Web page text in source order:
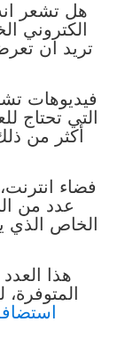
هل تشعر
الكتروني
تريد ان
فيديوهات
التي تحتاج
أكثر من
فضاء انترنت،
عدد من
الخاص
هذا العدد